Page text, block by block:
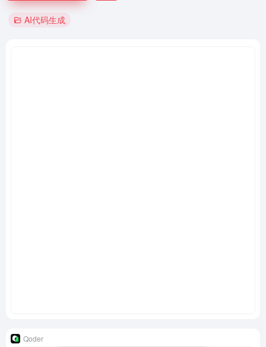
AI代码生成
Qoder